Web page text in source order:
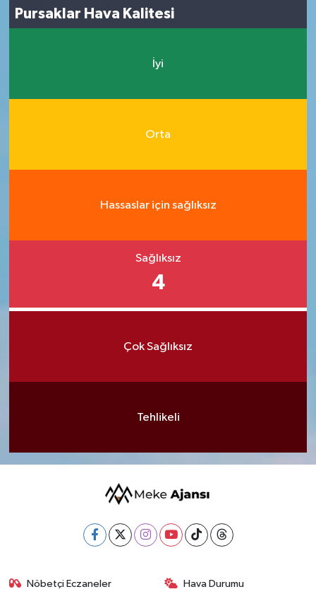
Pursaklar Hava Kalitesi
İyi
Orta
Hassaslar için sağlıksız
Sağlıksız
4
Çok Sağlıksız
Tehlikeli
Nöbetçi Eczaneler Hava Durumu